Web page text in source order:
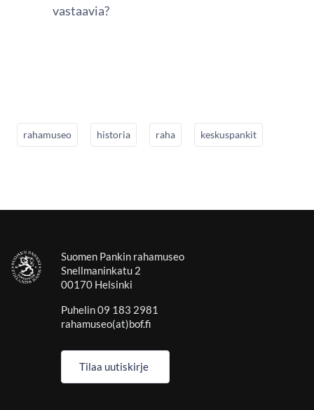
vastaavia?
rahamuseo historia raha keskuspankit
Suomen Pankin rahamuseo
Snellmaninkatu 2
00170 Helsinki
Puhelin 09 183 2981
rahamuseo(at)bof.fi
Tilaa uutiskirje